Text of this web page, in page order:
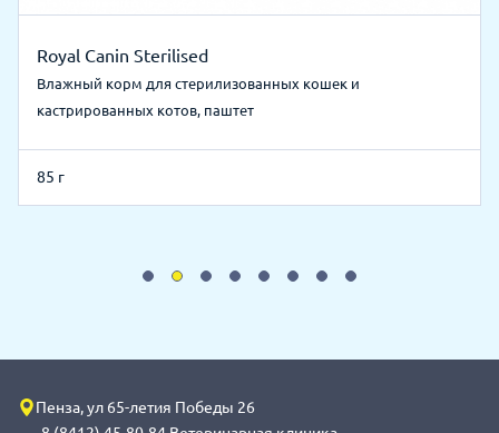
Royal Canin Sterilised
Влажный корм для стерилизованных кошек и
кастрированных котов, паштет
85 г
Пенза, ул 65-летия Победы 26